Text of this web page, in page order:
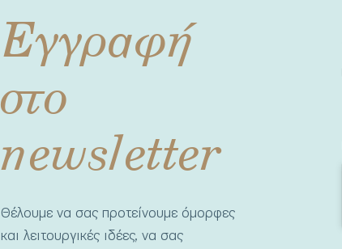
Εγγραφή
στο
newsletter
Θέλουμε να σας προτείνουμε όμορφες
και λειτουργικές ιδέες, να σας